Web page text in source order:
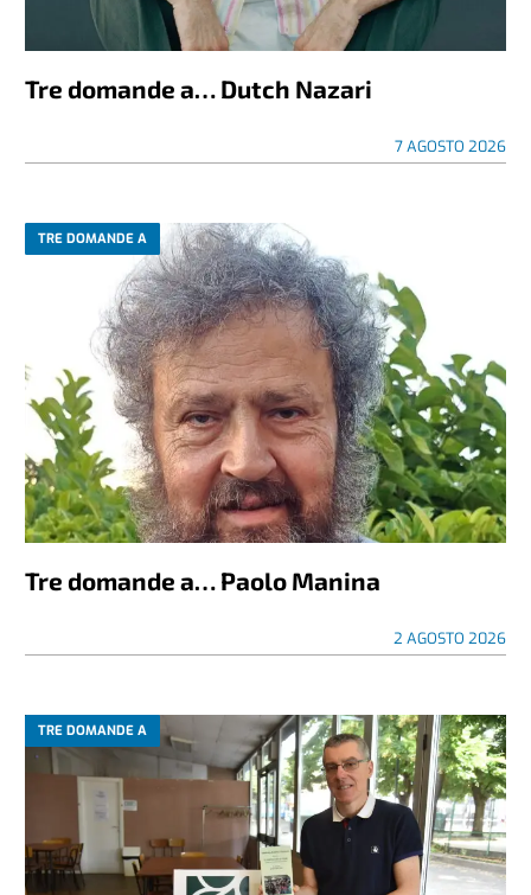
Tre domande a… Dutch Nazari
7 AGOSTO 2026
TRE DOMANDE A
Tre domande a… Paolo Manina
2 AGOSTO 2026
TRE DOMANDE A